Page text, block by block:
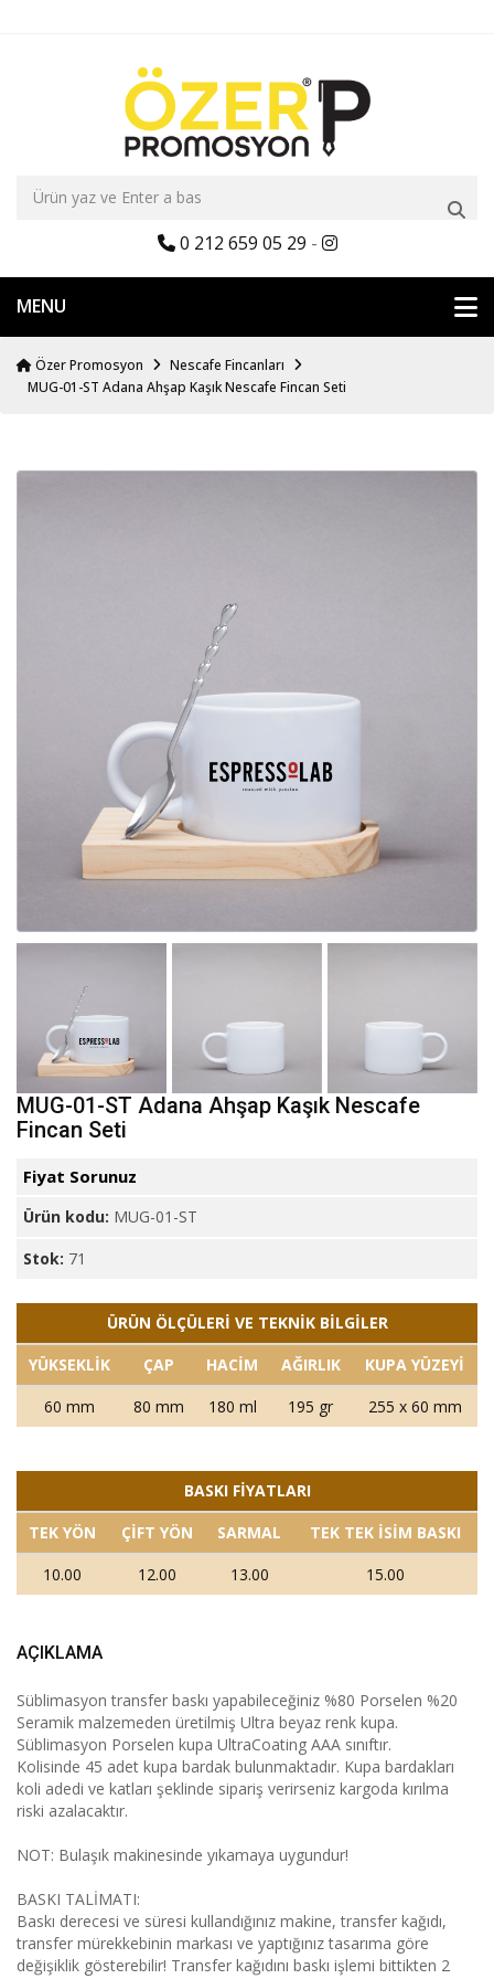
0 212 659 05 29 -
MENU
Özer Promosyon
Nescafe Fincanları
MUG-01-ST Adana Ahşap Kaşık Nescafe Fincan Seti
MUG-01-ST Adana Ahşap Kaşık Nescafe
Fincan Seti
Fiyat Sorunuz
Ürün kodu: MUG-01-ST
Stok: 71
ÜRÜN ÖLÇÜLERİ VE TEKNİK BİLGİLER
YÜKSEKLİK
ÇAP HACİM AĞIRLIK
KUPA YÜZEYİ
60 mm
80 mm 180 ml 195 gr 255 x 60 mm
BASKI FİYATLARI
TEK YÖN
ÇİFT YÖN SARMAL
TEK TEK İSİM BASKI
10.00
12.00 13.00 15.00
AÇIKLAMA
Süblimasyon transfer baskı yapabileceğiniz %80 Porselen %20
Seramik malzemeden üretilmiş Ultra beyaz renk kupa.
Süblimasyon Porselen kupa UltraCoating AAA sınıftır.
Kolisinde 45 adet kupa bardak bulunmaktadır. Kupa bardakları
koli adedi ve katları şeklinde sipariş verirseniz kargoda kırılma
riski azalacaktır.
NOT: Bulaşık makinesinde yıkamaya uygundur!
BASKI TALİMATI:
Baskı derecesi ve süresi kullandığınız makine, transfer kağıdı,
transfer mürekkebinin markası ve yaptığınız tasarıma göre
değişiklik gösterebilir! Transfer kağıdını baskı işlemi bittikten 2